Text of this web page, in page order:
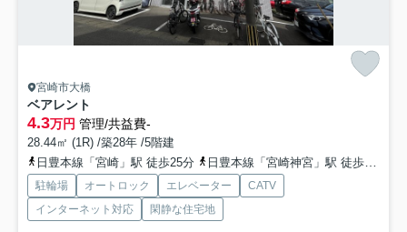
宮崎市大橋
ベアレント
4.3万円 管理/共益費-
28.44㎡ (1R) /築28年 /5階建
日豊本線「宮崎」駅 徒歩25分
日豊本線「宮崎神宮」駅 徒歩37分
駐輪場 オートロック エレベーター
CATV
インターネット対応
閑静な住宅地